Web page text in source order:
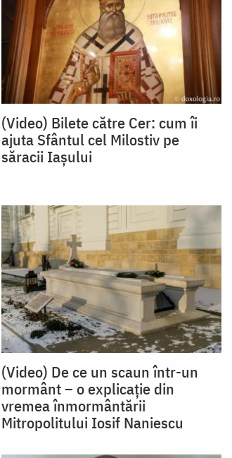
(Video) Bilete către Cer: cum îi
ajuta Sfântul cel Milostiv pe
săracii Iașului
(Video) De ce un scaun într-un
mormânt – o explicație din
vremea înmormântării
Mitropolitului Iosif Naniescu